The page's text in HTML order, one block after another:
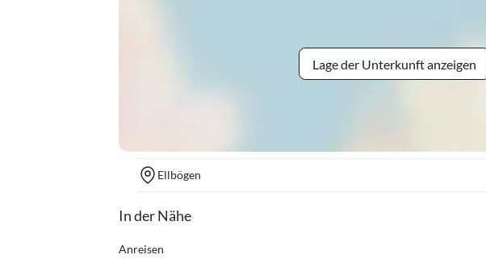
Lage der Unterkunft anzeigen
Ellbögen
In der Nähe
Anreisen